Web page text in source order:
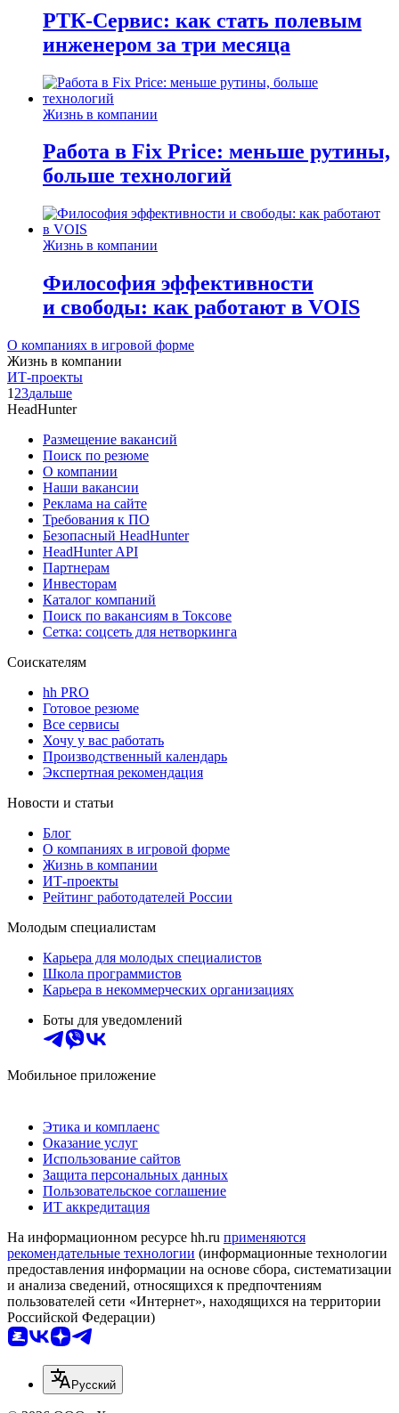
РТК-Сервис: как стать полевым
инженером за три месяца
Жизнь в компании
Работа в Fix Price: меньше рутины,
больше технологий
Жизнь в компании
Философия эффективности
и свободы: как работают в VOIS
О компаниях в игровой форме
Жизнь в компании
ИТ-проекты
1 23дальше
HeadHunter
Размещение вакансий
Поиск по резюме
О компании
Наши вакансии
Реклама на сайте
Требования к ПО
Безопасный HeadHunter
HeadHunter API
Партнерам
Инвесторам
Каталог компаний
Поиск по вакансиям в Токсове
Сетка: соцсеть для нетворкинга
Соискателям
hh PRO
Готовое резюме
Все сервисы
Хочу у вас работать
Производственный календарь
Экспертная рекомендация
Новости и статьи
Блог
О компаниях в игровой форме
Жизнь в компании
ИТ-проекты
Рейтинг работодателей России
Молодым специалистам
Карьера для молодых специалистов
Школа программистов
Карьера в некоммерческих организациях
Боты для уведомлений
Мобильное приложение
Этика и комплаенс
Оказание услуг
Использование сайтов
Защита персональных данных
Пользовательское соглашение
ИТ аккредитация
На информационном ресурсе hh.ru применяются
рекомендательные технологии (информационные технологии
предоставления информации на основе сбора, систематизации
и анализа сведений, относящихся к предпочтениям
пользователей сети «Интернет», находящихся на территории
Российской Федерации)
Русский